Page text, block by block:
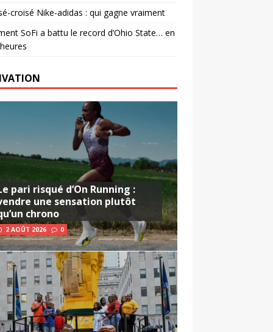
croisé Nike-adidas : qui gagne vraiment
SoFi a battu le record d’Ohio State… en
pari risqué d’On Running :
une sensation plutôt
chrono
2 AOÛT 2026 0